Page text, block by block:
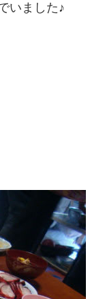
いました♪